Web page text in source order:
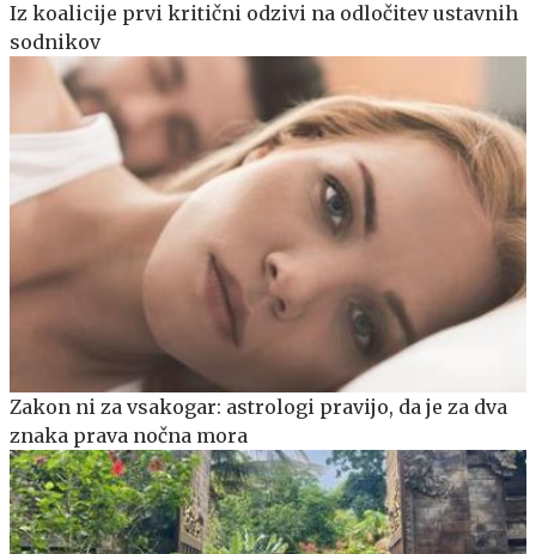
Iz koalicije prvi kritični odzivi na odločitev ustavnih
sodnikov
Zakon ni za vsakogar: astrologi pravijo, da je za dva
znaka prava nočna mora